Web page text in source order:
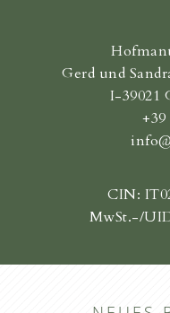
Gerd und
I-39021
+39
CIN:
MwSt.-/